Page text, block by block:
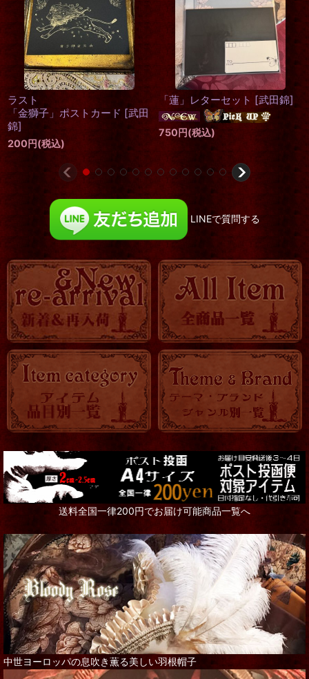
[再入荷]
「黒猫嬢」レターセット [武田
錦
750円(税込)
「恋人」ポストカード [武田
200円(税込)
LINEで質問する
送料全国一律200円でお届け可能商品一覧へ
中世ヨーロッパの息吹き薫る美しい羽根帽子